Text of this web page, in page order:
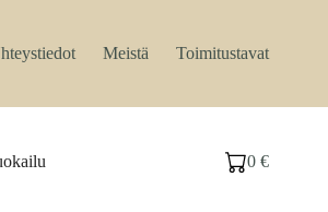
Meistä Toimitustavat
Ostoskori
0€